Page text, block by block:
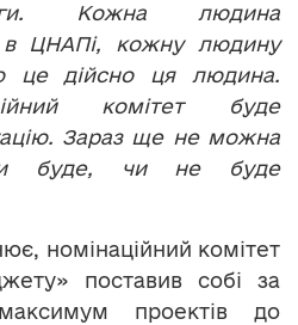
Кожна людина
в ЦНАПі, кожну людину
це дійсно ця людина.
комітет буде
Зараз ще не можна
буде, чи не буде
номінаційний комітет
поставив собі за
проектів до